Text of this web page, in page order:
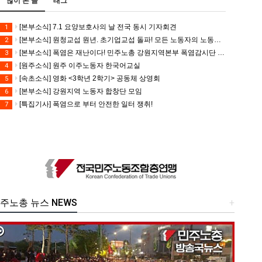
1 [본부소식] 7.1 요양보호사의 날 전국 동시 기자회견
2 [본부소식] 원청교섭 원년. 초기업교섭 돌파! 모든 노동자의 노동기본권 쟁취! 민주노총 7.15 총파업대회
3 [본부소식] 폭염은 재난이다! 민주노총 강원지역본부 폭염감시단 선포 기자회견
4 [원주소식] 원주 이주노동자 한국어교실
5 [속초소식] 영화 <3학년 2학기> 공동체 상영회
6 [본부소식] 강원지역 노동자 합창단 모임
7 [특집기사] 폭염으로 부터 안전한 일터 쟁취!
+
노총 뉴스 NEWS